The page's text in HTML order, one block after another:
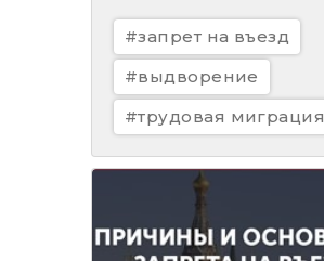
#запрет на въезд
#выдворение
#трудовая миграция